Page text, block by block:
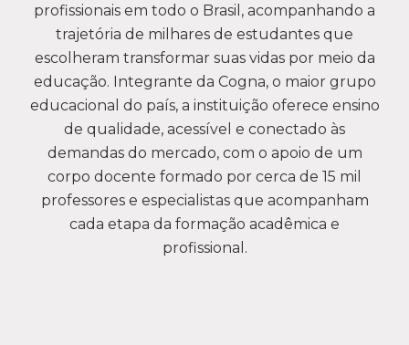
profissionais em todo o Brasil, acompanhando a
trajetória de milhares de estudantes que
escolheram transformar suas vidas por meio da
educação. Integrante da Cogna, o maior grupo
educacional do país, a instituição oferece ensino
de qualidade, acessível e conectado às
demandas do mercado, com o apoio de um
corpo docente formado por cerca de 15 mil
professores e especialistas que acompanham
cada etapa da formação acadêmica e
profissional.